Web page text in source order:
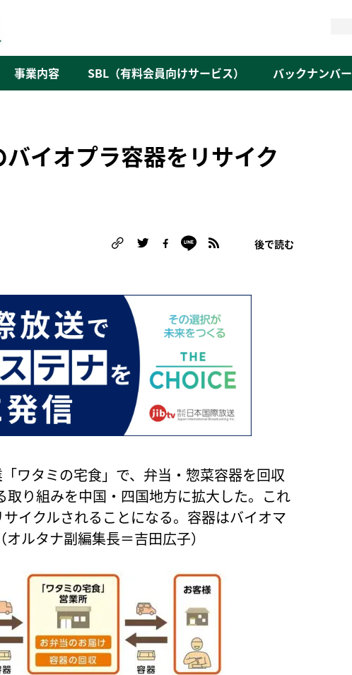
事業内容 SBL（有料会員向けサービス） バックナンバー
イオプラ容器をリサイク
後で読む
ワタミの宅食」で、弁当・惣菜容器を回収
取り組みを中国・四国地方に拡大した。これ
イクルされることになる。容器はバイオマ
ルタナ副編集長＝吉田広子）